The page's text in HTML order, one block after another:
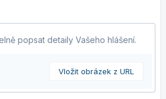
popsat detaily Vašeho hlášení.
Vložit obrázek z URL